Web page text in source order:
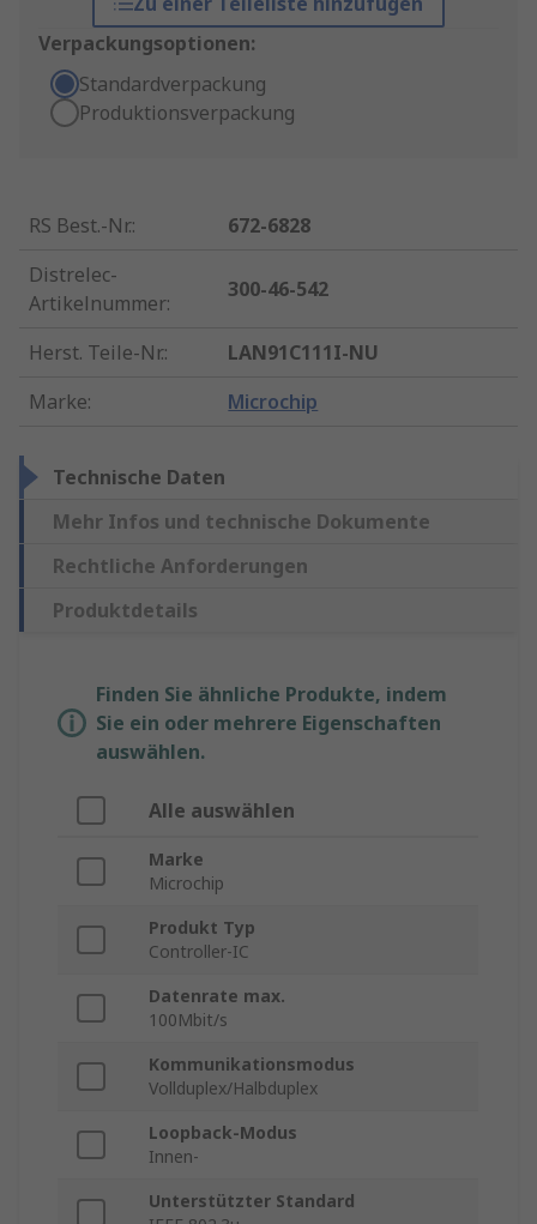
Verpackungsoptionen:
Standardverpackung
Produktionsverpackung
RS Best.-Nr.:
672-6828
Distrelec-
Artikelnummer:
300-46-542
Herst. Teile-Nr.:
LAN91C111I-NU
Marke: Microchip
Technische Daten
Mehr Infos und technische Dokumente
Rechtliche Anforderungen
Produktdetails
Finden Sie ähnliche Produkte, indem
Sie ein oder mehrere Eigenschaften
auswählen.
Alle auswählen
Marke
Microchip
Produkt Typ
Controller-IC
Datenrate max.
100Mbit/s
Kommunikationsmodus
Vollduplex/Halbduplex
Loopback-Modus
Innen-
Unterstützter Standard